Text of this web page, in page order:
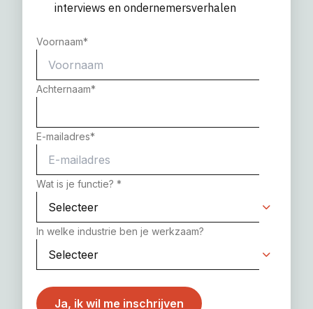
interviews en ondernemersverhalen
Voornaam*
Achternaam*
E-mailadres*
Wat is je functie? *
In welke industrie ben je werkzaam?